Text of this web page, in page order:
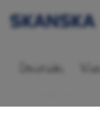
Översikt